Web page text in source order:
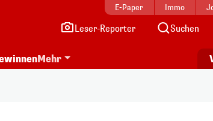
E-Paper Immo
Leser-Reporter Suchen
Mehr